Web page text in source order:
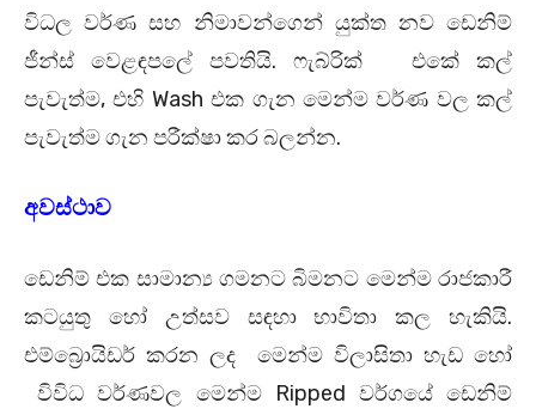
විධල වර්ණ සහ නිමාවන්ගෙන් යුක්ත නව ඩෙනිම්
ජීන්ස් වෙළඳපලේ පවතියි. ෆැබ්රික් එකේ කල්
පැවැත්ම, එහි Wash එක ගැන මෙන්ම වර්ණ වල කල්
පැවැත්ම ගැන පරීක්ෂා කර බලන්න.
අවස්ථාව
ඩෙනිම් එක සාමාන්‍ය ගමනට බිමනට මෙන්ම රාජකාරී
කටයුතු හෝ උත්සව සඳහා භාවිතා කල හැකියි.
එම්බ්‍රොයිඩර් කරන ලද මෙන්ම විලාසිතා හැඩ හෝ
විවිධ වර්ණවල මෙන්ම Ripped වර්ගයේ ඩෙනිම්